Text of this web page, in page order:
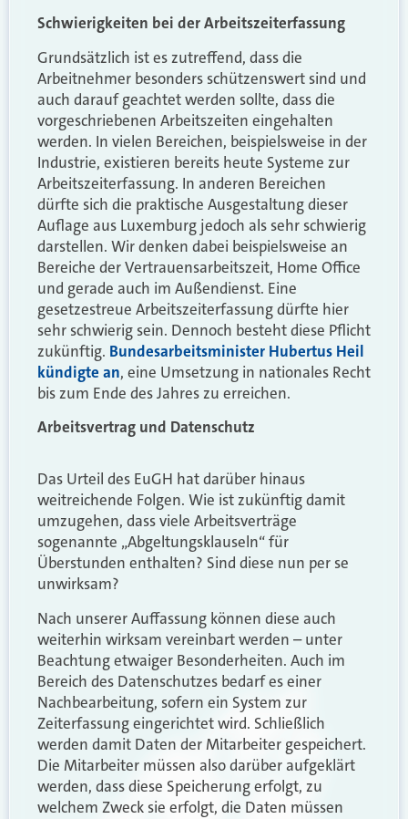
Schwierigkeiten bei der Arbeitszeiterfassung
Grundsätzlich ist es zutreffend, dass die
Arbeitnehmer besonders schützenswert sind und
auch darauf geachtet werden sollte, dass die
vorgeschriebenen Arbeitszeiten eingehalten
werden. In vielen Bereichen, beispielsweise in der
Industrie, existieren bereits heute Systeme zur
Arbeitszeiterfassung. In anderen Bereichen
dürfte sich die praktische Ausgestaltung dieser
Auflage aus Luxemburg jedoch als sehr schwierig
darstellen. Wir denken dabei beispielsweise an
Bereiche der Vertrauensarbeitszeit, Home Office
und gerade auch im Außendienst. Eine
gesetzestreue Arbeitszeiterfassung dürfte hier
sehr schwierig sein. Dennoch besteht diese Pflicht
zukünftig. Bundesarbeitsminister Hubertus Heil
kündigte an, eine Umsetzung in nationales Recht
bis zum Ende des Jahres zu erreichen.
Arbeitsvertrag und Datenschutz
Das Urteil des EuGH hat darüber hinaus
weitreichende Folgen. Wie ist zukünftig damit
umzugehen, dass viele Arbeitsverträge
sogenannte „Abgeltungsklauseln“ für
Überstunden enthalten? Sind diese nun per se
unwirksam?
Nach unserer Auffassung können diese auch
weiterhin wirksam vereinbart werden – unter
Beachtung etwaiger Besonderheiten. Auch im
Bereich des Datenschutzes bedarf es einer
Nachbearbeitung, sofern ein System zur
Zeiterfassung eingerichtet wird. Schließlich
werden damit Daten der Mitarbeiter gespeichert.
Die Mitarbeiter müssen also darüber aufgeklärt
werden, dass diese Speicherung erfolgt, zu
welchem Zweck sie erfolgt, die Daten müssen